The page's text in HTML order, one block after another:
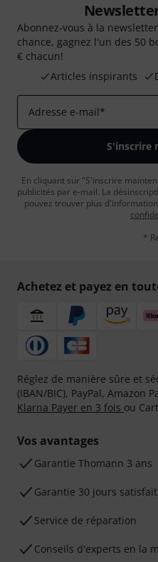
Abonnez-vous à la
chance, gagnez l'un des 50
€ chacun!
Articles inspirants
Adresse e-mail*
S'inscrire
En cliquant sur "S'inscrire
publicités par e-mail. La
pouvez trouver plus
*
Achetez et payez en
Réglez de manière sûre et
(IBAN/BIC), PayPal, Amazon
Klarna Payer en 3 fois ou
Vos avantages
Ga­ran­tie Thomann 3 ans
Garantie 30 jours
Service de réparation
Conseils d'experts en la